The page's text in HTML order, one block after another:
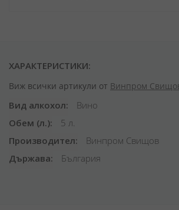
ХАРАКТЕРИСТИКИ:
Виж всички артикули от Винпром
Вид алкохол
Вино
Обем (л.)
5 л.
Производител
Винпром Свищов
Държава
България